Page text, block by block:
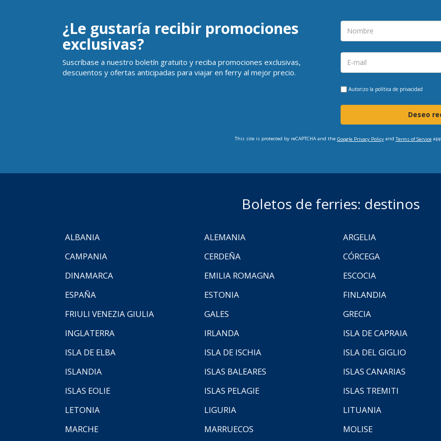
¿Le gustaría recibir promociones
exclusivas?
Suscríbase a nuestro boletín gratuito y reciba promociones exclusivas,
descuentos y ofertas anticipadas para viajar en ferry al mejor precio.
Autorizo la política de privacidad
Deseo
This site is protected by reCAPTCHA and the Google Privacy Policyand Terms of Service
Boletos de ferries: destinos
ALBANIA ALEMANIA ARGELIA
CAMPANIA
CERDEÑA CÓRCEGA
DINAMARCA
EMILIA ROMAGNA ESCOCIA
ESPAÑA
ESTONIA FINLANDIA
FRIULI VENEZIA GIULIA
GALES GRECIA
INGLATERRA
IRLANDA ISLA DE CAPRAIA
ISLA DE ELBA
ISLA DE ISCHIA ISLA DEL GIGLIO
ISLANDIA
ISLAS BALEARES ISLAS CANARIAS
ISLAS EOLIE
ISLAS PELAGIE ISLAS TREMITI
LETONIA
LIGURIA LITUANIA
MARCHE
MARRUECOS MOLISE